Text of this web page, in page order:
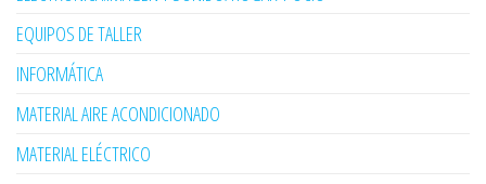
EQUIPOS DE TALLER
INFORMÁTICA
MATERIAL AIRE ACONDICIONADO
MATERIAL ELÉCTRICO